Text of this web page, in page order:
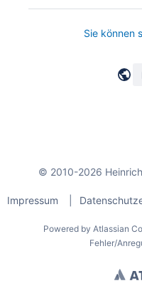
Sie können
© 2010-2026
Impressum
Powered by Atlassian
Fehler/